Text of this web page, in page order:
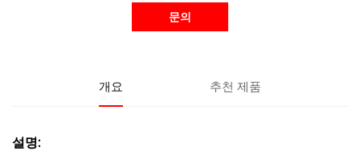
문의
개요 추천 제품
설명: